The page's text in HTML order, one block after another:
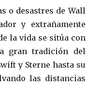
o desastres de Wall
y extrañamente
la vida se sitúa con
gran tradición del
y Sterne hasta su
las distancias